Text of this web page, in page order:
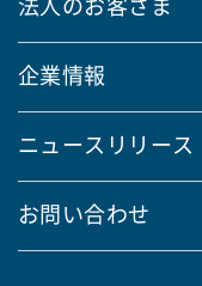
法人のお客さま
企業情報
ニュースリリース
お問い合わせ